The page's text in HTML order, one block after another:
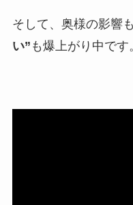
そして、奥様の影響
い” も爆上がり中です